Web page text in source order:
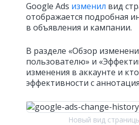
Google Ads изменил вид
отображается подробная
в объявления и кампании.
В разделе «Обзор
пользователю» и
изменения в аккаунте и
эффективности с
Новый вид